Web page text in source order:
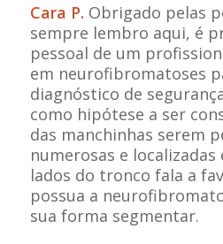
Cara P. Obrigado pelas
sempre lembro aqui, é
pessoal de um
em neurofibromatoses
diagnóstico de
como hipótese a ser
das manchinhas serem
numerosas e
lados do tronco fala a
possua a
sua forma segmentar.